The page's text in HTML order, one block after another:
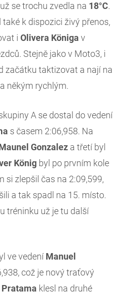
se trochu zvedla na 18°C.
k dispozici živý přenos,
i Olivera Königa v
Stejně jako v Moto3, i
začátku taktizovat a nají na
někým rychlým.
A se dostal do vedení
s časem 2:06,958. Na
Gonzalez a třetí byl
König byl po prvním kole
si zlepšil čas na 2:09,599,
a tak spadl na 15. místo.
tréninku už je tu další
ve vedení Manuel
což je nový traťový
Pratama klesl na druhé